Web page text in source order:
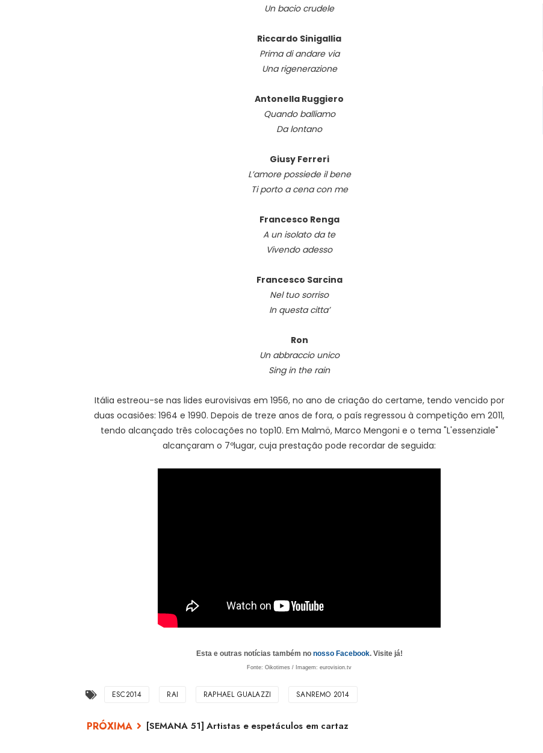
Un bacio crudele
Riccardo Sinigallia
Prima di andare via
Una rigenerazione
Antonella Ruggiero
Quando balliamo
Da lontano
Giusy Ferreri
L’amore possiede il bene
Ti porto a cena con me
Francesco Renga
A un isolato da te
Vivendo adesso
Francesco Sarcina
Nel tuo sorriso
In questa citta’
Ron
Un abbraccio unico
Sing in the rain
Itália estreou-se nas lides eurovisivas em 1956, no ano de criação do certame, tendo vencido por
duas ocasiões: 1964 e 1990. Depois de treze anos de fora, o país regressou à competição em 2011,
tendo alcançado três colocações no top10. Em Malmö, Marco Mengoni e o tema "L'essenziale"
alcançaram o 7ºlugar, cuja prestação pode recordar de seguida:
Esta e outras notícias também no nosso Facebook. Visite já!
Fonte: Oikotimes / Imagem: eurovision.tv
ESC2014 RAI RAPHAEL GUALAZZI SANREMO 2014
[SEMANA 51] Artistas e espetáculos em cartaz